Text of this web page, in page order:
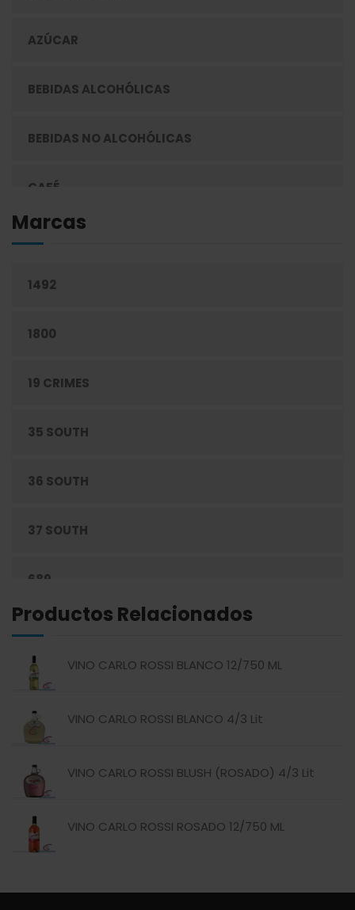
AZÚCAR
BEBIDAS ALCOHÓLICAS
BEBIDAS NO ALCOHÓLICAS
CAFÉ
CIGARRILLOS
CONFITERÍA
CONGELADOS
CUIDADO PERSONAL
DESECHABLES
ENLATADOS
ESPECIAS
HARINAS
HIGIENE PERSONAL
LÁCTEOS
LAVANDERÍA
Marcas
1492
1800
19 CRIMES
35 SOUTH
36 SOUTH
37 SOUTH
689
ABSOLUT
ACTIVAGEL
AGAVITA
AMBAR
Productos Relacionados
VINO CARLO ROSSI BLANCO 12/750 ML
VINO CARLO ROSSI BLANCO 4/3 Lit
VINO CARLO ROSSI BLUSH (ROSADO) 4/3 Lit
VINO CARLO ROSSI ROSADO 12/750 ML